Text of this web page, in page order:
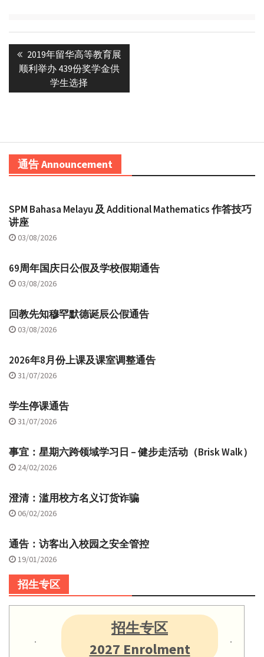
navigation
Previous
post:
2019年留华高等教育展
顺利举办 439份奖学金供
学生选择
通告 Announcement
SPM Bahasa Melayu 及 Additional Mathematics 作答技巧
讲座
03/08/2026
69周年国庆日公假及学校假期通告
03/08/2026
回教先知穆罕默德诞辰公假通告
03/08/2026
2026年8月份上课及课室调整通告
31/07/2026
学生停课通告
31/07/2026
事宜：星期六跨领域学习日 – 健步走活动（Brisk Walk）
24/02/2026
澄清：滥用校方名义订货诈骗
06/02/2026
通告：访客出入校园之安全管控
19/01/2026
招生专区
招生专区
2027 Enrolment